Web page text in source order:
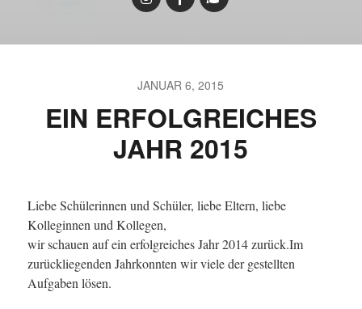
JANUAR 6, 2015
EIN ERFOLGREICHES
JAHR 2015
Liebe Schülerinnen und Schüler, liebe Eltern, liebe
Kolleginnen und Kollegen,
wir schauen auf ein erfolgreiches Jahr 2014 zurück.Im
zurückliegenden Jahrkonnten wir viele der gestellten
Aufgaben lösen.